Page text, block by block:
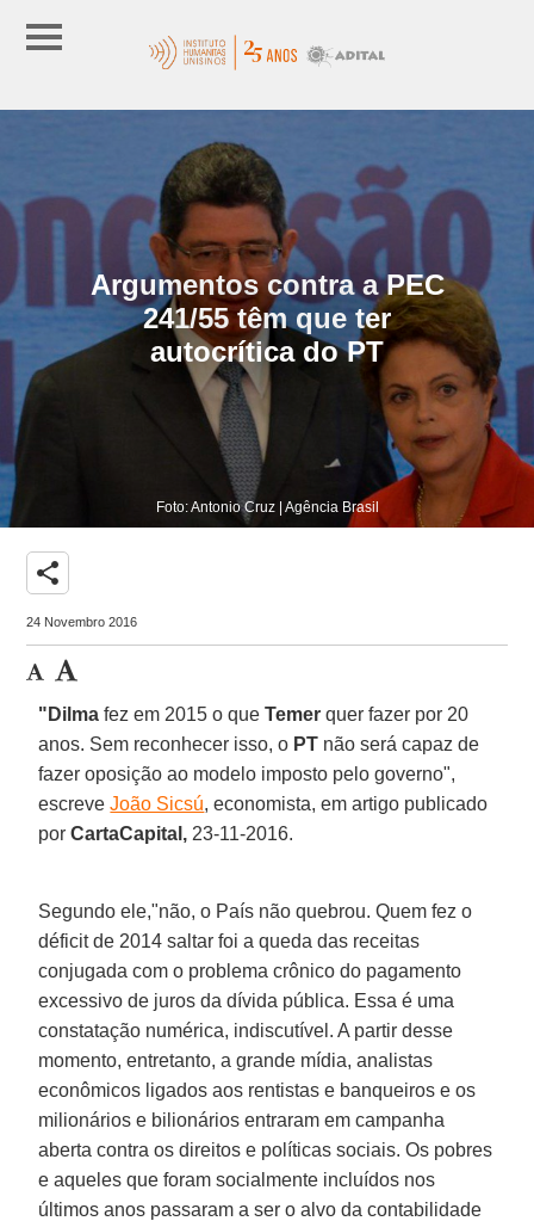
Argumentos contra a PEC
241/55 têm que ter
autocrítica do PT
Foto: Antonio Cruz | Agência Brasil
share
24 Novembro 2016
"Dilma fez em 2015 o queTemer quer fazer por 20
anos. Sem reconhecer isso, o PT não será capaz de
fazer oposição ao modelo imposto pelo governo",
escreveJoão Sicsú, economista, em artigo publicado
porCartaCapital, 23-11-2016.
Segundo ele,"não, o País não quebrou. Quem fez o
déficit de 2014 saltar foi a queda das receitas
conjugada com o problema crônico do pagamento
excessivo de juros da dívida pública. Essa é uma
constatação numérica, indiscutível. A partir desse
momento, entretanto, a grande mídia, analistas
econômicos ligados aos rentistas e banqueiros e os
milionários e bilionários entraram em campanha
aberta contra os direitos e políticas sociais. Os pobres
e aqueles que foram socialmente incluídos nos
últimos anos passaram a ser o alvo da contabilidade